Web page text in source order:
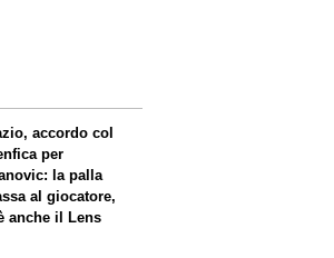
accordo col
per
la palla
al giocatore,
anche il Lens